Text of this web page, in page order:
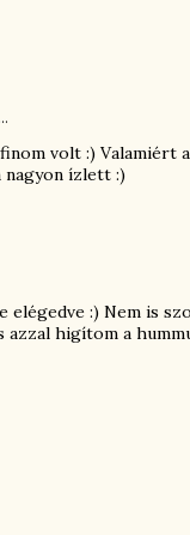
volt :) Valamiért
nagyon ízlett :)
elégedve :) Nem is
azzal higítom a